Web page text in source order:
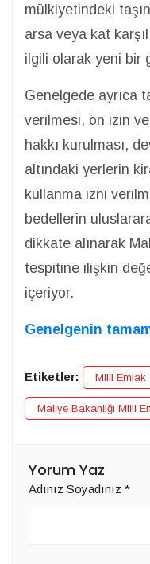
mülkiyetindeki
arsa veya kat
ilgili olarak yeni bir
Genelgede ayrıca
verilmesi, ön izin
hakkı kurulması,
altındaki yerlerin
kullanma izni
bedellerin
dikkate alınarak
tespitine ilişkin
içeriyor.
Genelgenin
Etiketler: Milli Emlak
Maliye Bakanlığı Milli
Yorum Yaz
Adınız Soyadınız *